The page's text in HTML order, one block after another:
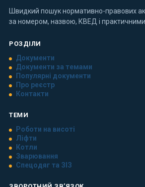
Швидкий пошук нормативно-правових
за номером, назвою, КВЕД і
РОЗДІЛИ
Документи
Документи за темами
Популярні документи
Про реєстр
Контакти
ТЕМИ
Роботи на висоті
Ліфти
Котли
Зварювання
Спецодяг та ЗІЗ